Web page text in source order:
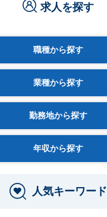
求人を探す
職種から探す
業種から探す
勤務地から探す
年収から探す
人気キーワード